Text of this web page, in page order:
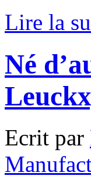
Lire la
Né
Ecrit par